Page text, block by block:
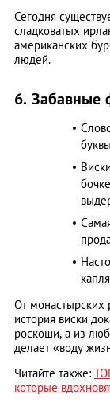
Сегодня
сладковатых
американских
людей.
6. Забавные
От
история виски
роскоши, а из
делает «воду
Читайте также:
которые